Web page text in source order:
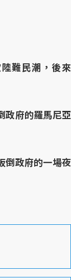
難民潮，後來
政府的羅馬尼亞
倒政府的一場夜